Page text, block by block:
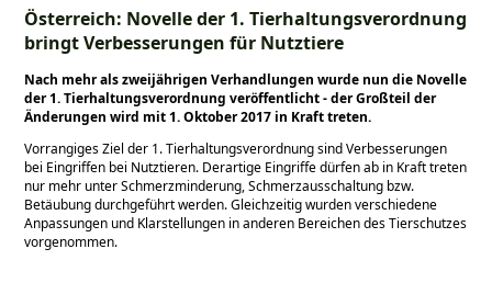
Österreich: Novelle der 1. Tierhaltungsverordnung
bringt Verbesserungen für Nutztiere
Nach mehr als zweijährigen Verhandlungen wurde nun die Novelle
der 1. Tierhaltungsverordnung veröffentlicht - der Großteil der
Änderungen wird mit 1. Oktober 2017 in Kraft treten.
Vorrangiges Ziel der 1. Tierhaltungsverordnung sind Verbesserungen
bei Eingriffen bei Nutztieren. Derartige Eingriffe dürfen ab in Kraft treten
nur mehr unter Schmerzminderung, Schmerzausschaltung bzw.
Betäubung durchgeführt werden. Gleichzeitig wurden verschiedene
Anpassungen und Klarstellungen in anderen Bereichen des Tierschutzes
vorgenommen.